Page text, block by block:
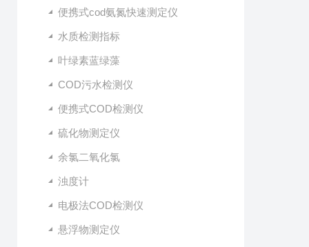
便携式cod氨氮快速测定仪
水质检测指标
叶绿素蓝绿藻
COD污水检测仪
便携式COD检测仪
硫化物测定仪
余氯二氧化氯
浊度计
电极法COD检测仪
悬浮物测定仪